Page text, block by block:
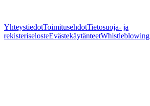
YhteystiedotToimitusehdotTietosuoja- ja
rekisteriselosteEvästekäytänteetWhistleblowing